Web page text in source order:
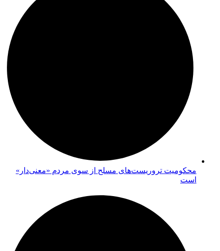
محکومیت تروریست‌های مسلح از سوی مردم «معنی‌دار»
است